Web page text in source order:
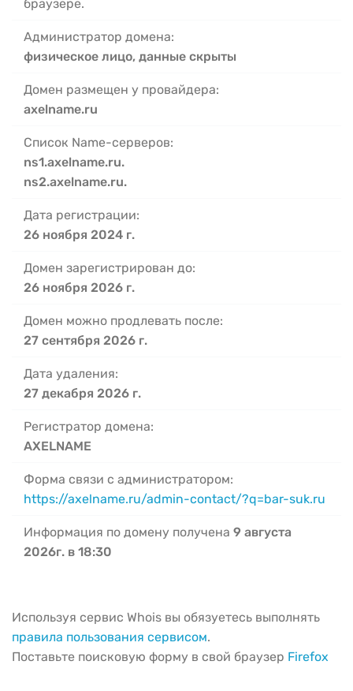
браузере.
Администратор домена:
физическое лицо, данные скрыты
Домен размещен у провайдера:
axelname.ru
Список Name-серверов:
ns1.axelname.ru.
ns2.axelname.ru.
Дата регистрации:
26 ноября 2024 г.
Домен зарегистрирован до:
26 ноября 2026 г.
Домен можно продлевать после:
27 сентября 2026 г.
Дата удаления:
27 декабря 2026 г.
Регистратор домена:
AXELNAME
Форма связи с администратором:
https://axelname.ru/admin-contact/?q=bar-suk.ru
Информация по домену получена 9 августа
2026г. в 18:30
Используя сервис Whois вы обязуетесь выполнять
правила пользования сервисом.
Поставьте поисковую форму в свой браузер Firefox